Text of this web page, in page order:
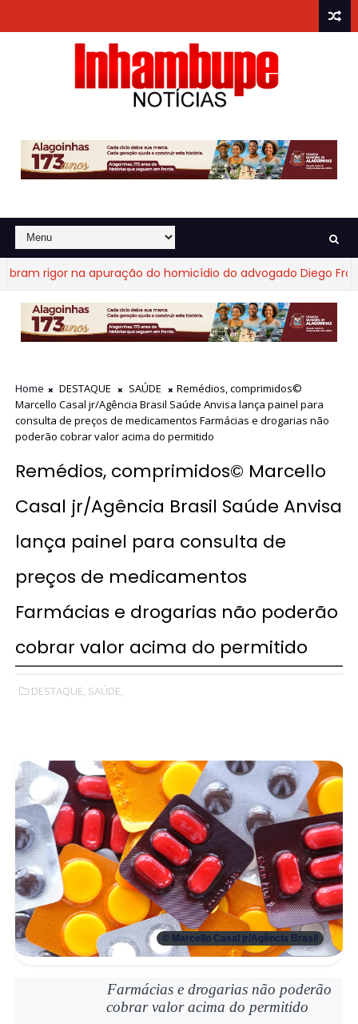
rigor na apuração do homicídio do advogado Diego Fraga
Home DESTAQUE SAÚDE
Remédios, comprimidos©
Marcello Casal jr/Agência Brasil Saúde Anvisa lança painel para
consulta de preços de medicamentos Farmácias e drogarias não
poderão cobrar valor acima do permitido
Remédios, comprimidos© Marcello
Casal jr/Agência Brasil Saúde Anvisa
lança painel para consulta de
preços de medicamentos
Farmácias e drogarias não poderão
cobrar valor acima do permitido
DESTAQUE, SAÚDE,
© Marcello Casal jr/Agência Brasil
Farmácias e drogarias não poderão
cobrar valor acima do permitido